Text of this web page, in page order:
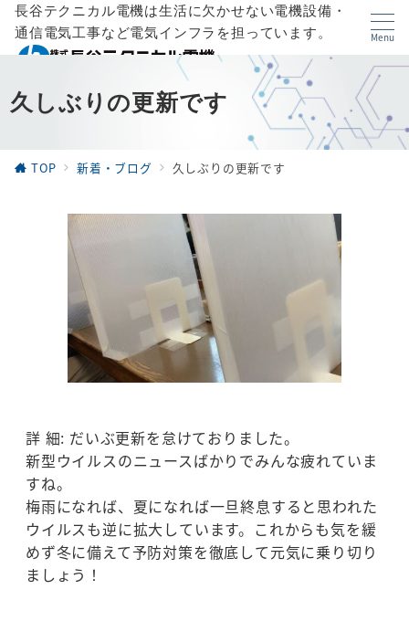
Menu
長谷テクニカル電機は生活に欠かせない電機設備・
通信電気工事など電気インフラを担っています。
久しぶりの更新です
TOP 新着・ブログ 久しぶりの更新です
詳 細: だいぶ更新を怠けておりました。
新型ウイルスのニュースばかりでみんな疲れていま
すね。
梅雨になれば、夏になれば一旦終息すると思われた
ウイルスも逆に拡大しています。これからも気を緩
めず冬に備えて予防対策を徹底して元気に乗り切り
ましょう！